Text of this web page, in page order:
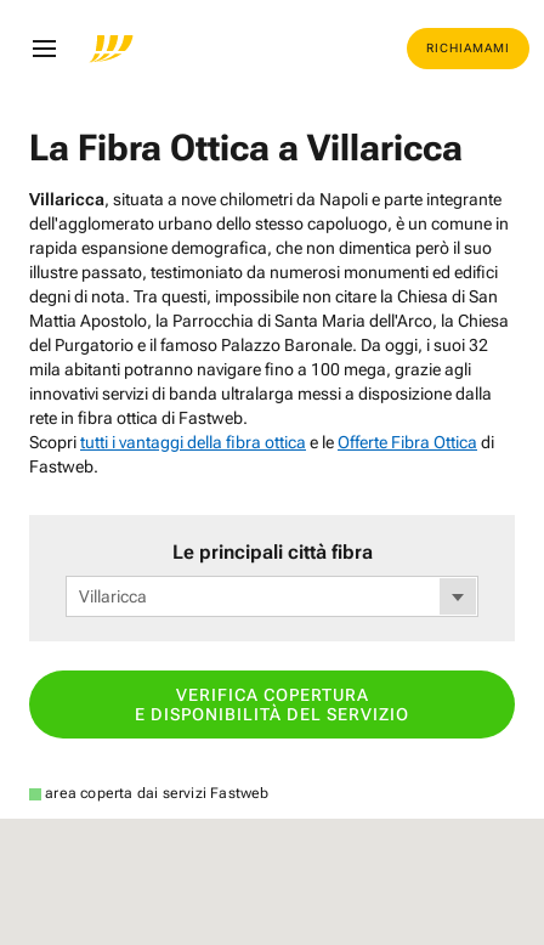
RICHIAMAMI
La Fibra Ottica a Villaricca
Villaricca, situata a nove chilometri da Napoli e parte integrante
dell'agglomerato urbano dello stesso capoluogo, è un comune in
rapida espansione demografica, che non dimentica però il suo
illustre passato, testimoniato da numerosi monumenti ed edifici
degni di nota. Tra questi, impossibile non citare la Chiesa di San
Mattia Apostolo, la Parrocchia di Santa Maria dell'Arco, la Chiesa
del Purgatorio e il famoso Palazzo Baronale. Da oggi, i suoi 32
mila abitanti potranno navigare fino a 100 mega, grazie agli
innovativi servizi di banda ultralarga messi a disposizione dalla
rete in fibra ottica di Fastweb.
Scopritutti i vantaggi della fibra ottica e leOfferte Fibra Ottica di
Fastweb.
Le principali città fibra
Villaricca
VERIFICA COPERTURA
E DISPONIBILITÀ DEL SERVIZIO
area coperta dai servizi Fastweb